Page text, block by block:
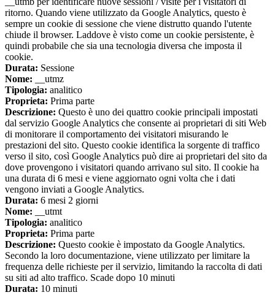
ritorno. Quando viene utilizzato da Google Analytics, questo è
sempre un cookie di sessione che viene distrutto quando l'utente
chiude il browser. Laddove è visto come un cookie persistente, è
quindi probabile che sia una tecnologia diversa che imposta il
cookie.
Durata: Sessione
Nome: __utmz
Tipologia: analitico
Proprieta: Prima parte
Descrizione: Questo è uno dei quattro cookie principali impostati
dal servizio Google Analytics che consente ai proprietari di siti Web
di monitorare il comportamento dei visitatori misurando le
prestazioni del sito. Questo cookie identifica la sorgente di traffico
verso il sito, così Google Analytics può dire ai proprietari del sito da
dove provengono i visitatori quando arrivano sul sito. Il cookie ha
una durata di 6 mesi e viene aggiornato ogni volta che i dati
vengono inviati a Google Analytics.
Durata: 6 mesi 2 giorni
Nome: __utmt
Tipologia: analitico
Proprieta: Prima parte
Descrizione: Questo cookie è impostato da Google Analytics.
Secondo la loro documentazione, viene utilizzato per limitare la
frequenza delle richieste per il servizio, limitando la raccolta di dati
su siti ad alto traffico. Scade dopo 10 minuti
Durata: 10 minuti